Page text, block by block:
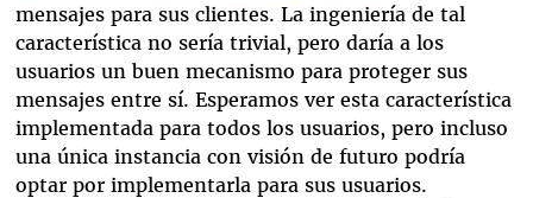
mensajes para sus clientes. La ingeniería de tal
característica no sería trivial, pero daría a los
usuarios un buen mecanismo para proteger sus
mensajes entre sí. Esperamos ver esta característica
implementada para todos los usuarios, pero incluso
una única instancia con visión de futuro podría
optar por implementarla para sus usuarios.